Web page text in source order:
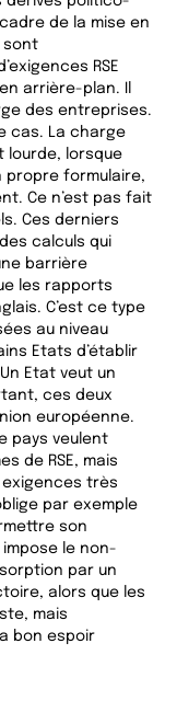
de la mise en
sont
RSE
arrière-plan. Il
des entreprises.
cas. La charge
lourde, lorsque
propre formulaire,
Ce n’est pas fait
Ces derniers
calculs qui
barrière
les rapports
C’est ce type
au niveau
Etats d’établir
Etat veut un
ces deux
européenne.
pays veulent
de RSE, mais
très
par exemple
son
le non-
par un
alors que les
mais
bon espoir